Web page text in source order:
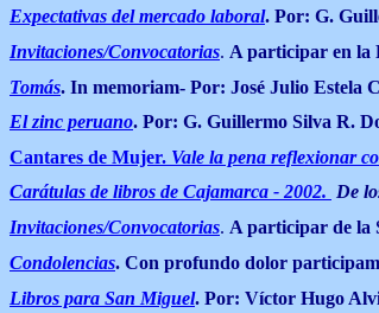
Expectativas del mercado laboral. Por: G.
Invitaciones/Convocatorias. A participar en la
Tomás. In memoriam- Por: José Julio Estela
El zinc peruano. Por: G. Guillermo Silva R.
Cantares de Mujer. Vale la pena reflexionar
Carátulas de libros de Cajamarca - 2002. De
Invitaciones/Convocatorias. A participar de la
Condolencias. Con profundo dolor
Libros para San Miguel. Por: Víctor Hugo